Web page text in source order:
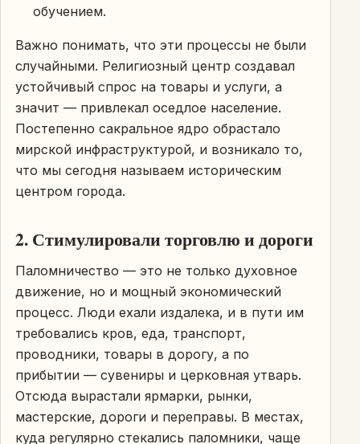
обучением.
Важно понимать, что эти процессы не были
случайными. Религиозный центр создавал
устойчивый спрос на товары и услуги, а
значит — привлекал оседлое население.
Постепенно сакральное ядро обрастало
мирской инфраструктурой, и возникало то,
что мы сегодня называем историческим
центром города.
2. Стимулировали торговлю и дороги
Паломничество — это не только духовное
движение, но и мощный экономический
процесс. Люди ехали издалека, и в пути им
требовались кров, еда, транспорт,
проводники, товары в дорогу, а по
прибытии — сувениры и церковная утварь.
Отсюда вырастали ярмарки, рынки,
мастерские, дороги и переправы. В местах,
куда регулярно стекались паломники, чаще